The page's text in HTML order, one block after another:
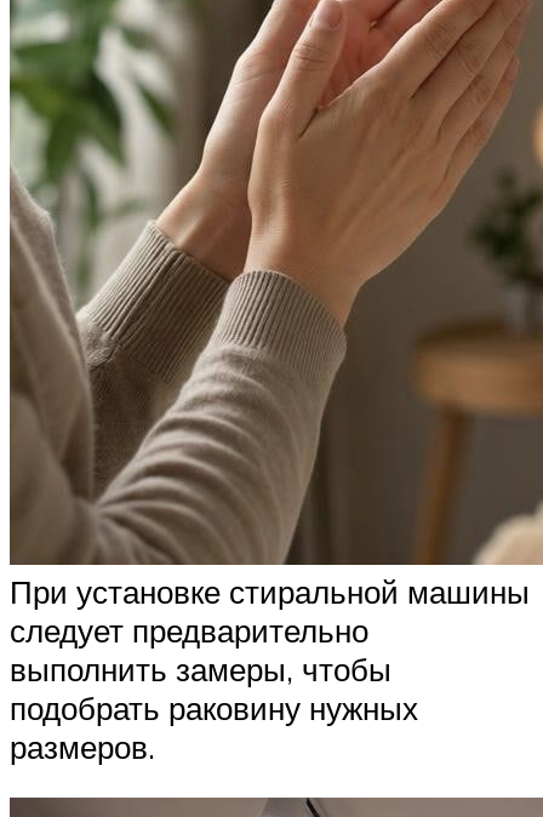
При установке стиральной машины
следует предварительно
выполнить замеры, чтобы
подобрать раковину нужных
размеров.